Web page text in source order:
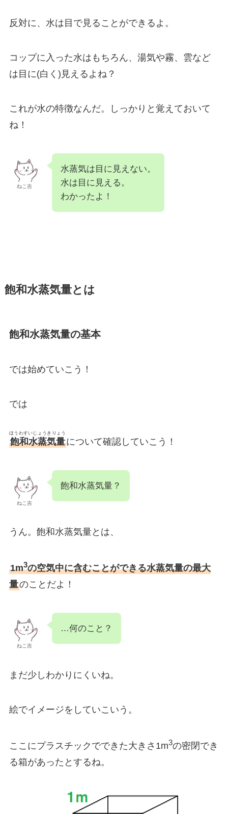
反対に、水は目で見ることができるよ。
コップに入った水はもちろん、湯気や霧、雲など
は目に(白く)見えるよね？
これが水の特徴なんだ。しっかりと覚えておいて
ね！
ねこ吉
水蒸気は目に見えない。
水は目に見える。
わかったよ！
飽和水蒸気量とは
飽和水蒸気量の基本
では始めていこう！
では
飽和水蒸気量
ほうわすいじょうきりょう
について確認していこう！
ねこ吉
飽和水蒸気量？
うん。飽和水蒸気量とは、
1m3の空気中に含むことができる水蒸気量の最大
量のことだよ！
ねこ吉
…何のこと？
まだ少しわかりにくいね。
絵でイメージをしていこいう。
ここにプラスチックでできた大きさ1m3の密閉でき
る箱があったとするね。